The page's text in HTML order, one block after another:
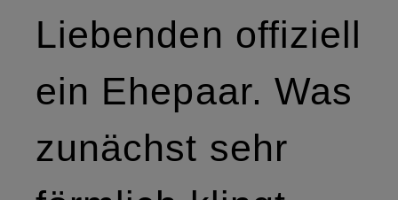
Liebenden offiziell
ein Ehepaar. Was
zunächst sehr